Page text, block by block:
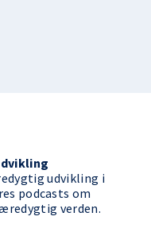
udvikling i
podcasts om
verden.